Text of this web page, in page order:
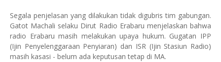
Segala penjelasan yang dilakukan tidak digubris tim gabungan.
Gatot Machali selaku Dirut Radio Erabaru menjelaskan bahwa
radio Erabaru masih melakukan upaya hukum. Gugatan IPP
(Ijin Penyelenggaraan Penyiaran) dan ISR (Ijin Stasiun Radio)
masih kasasi - belum ada keputusan tetap di MA.